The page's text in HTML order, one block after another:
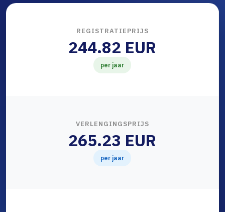
REGISTRATIEPRIJS
244.82 EUR
per jaar
VERLENGINGSPRIJS
265.23 EUR
per jaar